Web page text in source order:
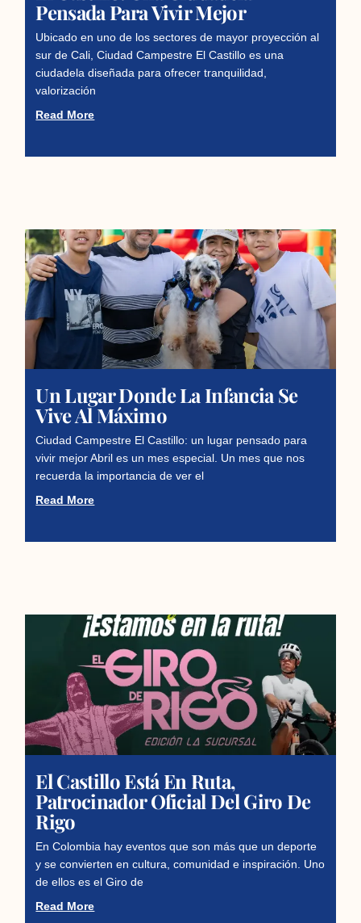
Pensada Para Vivir Mejor
Ubicado en uno de los sectores de mayor proyección al
sur de Cali, Ciudad Campestre El Castillo es una
ciudadela diseñada para ofrecer tranquilidad,
valorización
Read More
Un Lugar Donde La Infancia Se
Vive Al Máximo
Ciudad Campestre El Castillo: un lugar pensado para
vivir mejor Abril es un mes especial. Un mes que nos
recuerda la importancia de ver el
Read More
El Castillo Está En Ruta,
Patrocinador Oficial Del Giro De
Rigo
En Colombia hay eventos que son más que un deporte
y se convierten en cultura, comunidad e inspiración. Uno
de ellos es el Giro de
Read More